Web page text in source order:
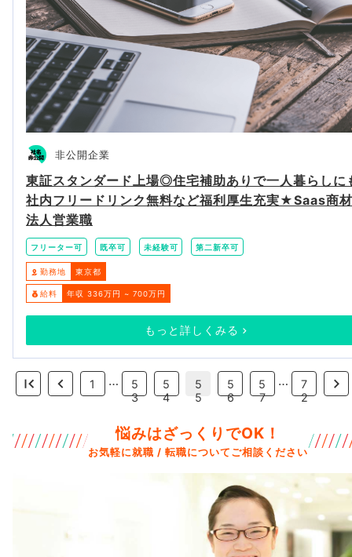
非公開企業
東証スタンダード上場◎住宅補助ありで一人暮らしに
社内フリードリンク無料など福利厚生充実★Saas商
法人営業職
フリーター可 既卒可 未経験可 第二新卒可
勤務地 東京都
給料 年収 336万円 ~ 700万円
もっと詳しくみる
1 …
5
3
5
4
5
5
5
6
5
7
…
7
2
悩みはざっくりでOK！
お気軽に就職 / 転職についてご相談ください